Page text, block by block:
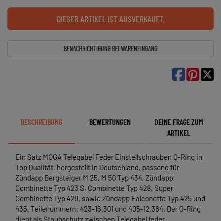
DIESER ARTIKEL IST AUSVERKAUFT.
BENACHRICHTIGUNG BEI WARENEINGANG

BESCHREIBUNG BEWERTUNGEN
DEINE FRAGE ZUM
ARTIKEL
Ein Satz MOGA Telegabel Feder Einstellschrauben O-Ring in
Top Qualität, hergestellt in Deutschland, passend für
Zündapp Bergsteiger M 25, M 50 Typ 434, Zündapp
Combinette Typ 423 S, Combinette Typ 428, Super
Combinette Typ 429, sowie Zündapp Falconette Typ 425 und
435. Teilenummern: 423-16.301 und 405-12.364. Der O-Ring
dient als Staubschutz zwischen Telegabel feder